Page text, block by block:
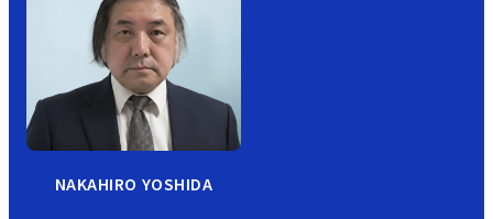
NAKAHIRO YOSHIDA